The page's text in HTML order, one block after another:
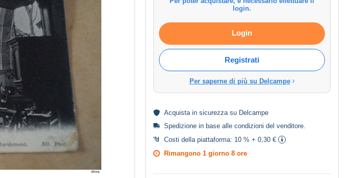
login.
Login
Registrati
Per saperne di più su Delcampe
Acquista in sicurezza su Delcampe
Spedizione in base alle condizioni del venditore
Costi della piattaforma: 10 % + 0,30 €
Rimangono 1 giorno 8 ore